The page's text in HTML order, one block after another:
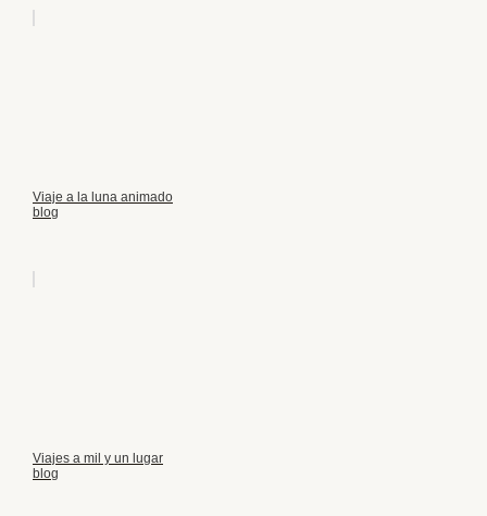
Viaje a la luna animado
blog
Viajes a mil y un lugar
blog